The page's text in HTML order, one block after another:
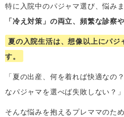
特に入院中のパジャマ選び、悩みま
「冷え対策」の両立、頻繁な診察
夏の入院生活は、想像以上にパジ
す。
「夏の出産、何を着れば快適なの
なパジャマを選べば失敗しない？」
そんな悩みを抱えるプレママのた